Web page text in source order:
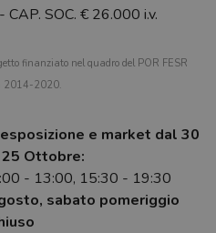
SOC. € 26.000 i.v.
finanziato nel quadro del POR FESR
2014-2020.
e market dal 30
25 Ottobre:
- 13:00, 15:30 - 19:30
sabato pomeriggio